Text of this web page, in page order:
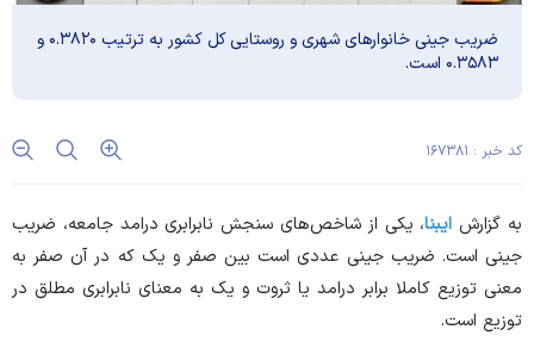
ضریب جینی خانوارهای شهری و روستایی کل کشور به ترتیب ۰.۳۸۲۰ و
۰.۳۵۸۳ است.
کد خبر : ۱۶۷۳۸۱
به گزارش ایبنا، یکی از شاخص‌های سنجش نابرابری درامد جامعه، ضریب
جینی است. ضریب جینی عددی است بین صفر و یک که در آن صفر به
معنی توزیع کاملا برابر درامد یا ثروت و یک به معنای نابرابری مطلق در
توزیع است.